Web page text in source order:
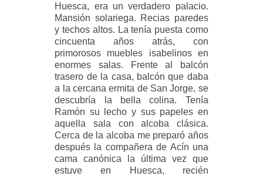
Huesca, era un verdadero palacio.
Mansión solariega. Recias paredes
y techos altos. La tenía puesta como
cincuenta años atrás, con
primorosos muebles isabelinos en
enormes salas. Frente al balcón
trasero de la casa, balcón que daba
a la cercana ermita de San Jorge, se
descubría la bella colina. Tenía
Ramón su lecho y sus papeles en
aquella sala con alcoba clásica.
Cerca de la alcoba me preparó años
después la compañera de Acín una
cama canónica la última vez que
estuve en Huesca, recién